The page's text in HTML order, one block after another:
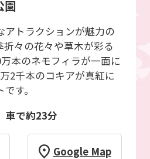
園
アトラクションが魅力の
折々の花々や草木が彩る
本のネモフィラが一面に
2千本のコキアが真紅に
す。
で約23分
Google Map